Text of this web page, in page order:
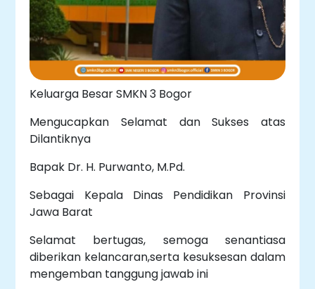
Keluarga Besar SMKN 3 Bogor
Mengucapkan Selamat dan Sukses atas
Dilantiknya
Bapak Dr. H. Purwanto, M.Pd.
Sebagai Kepala Dinas Pendidikan Provinsi
Jawa Barat
Selamat bertugas, semoga senantiasa
diberikan kelancaran,serta kesuksesan dalam
mengemban tanggung jawab ini